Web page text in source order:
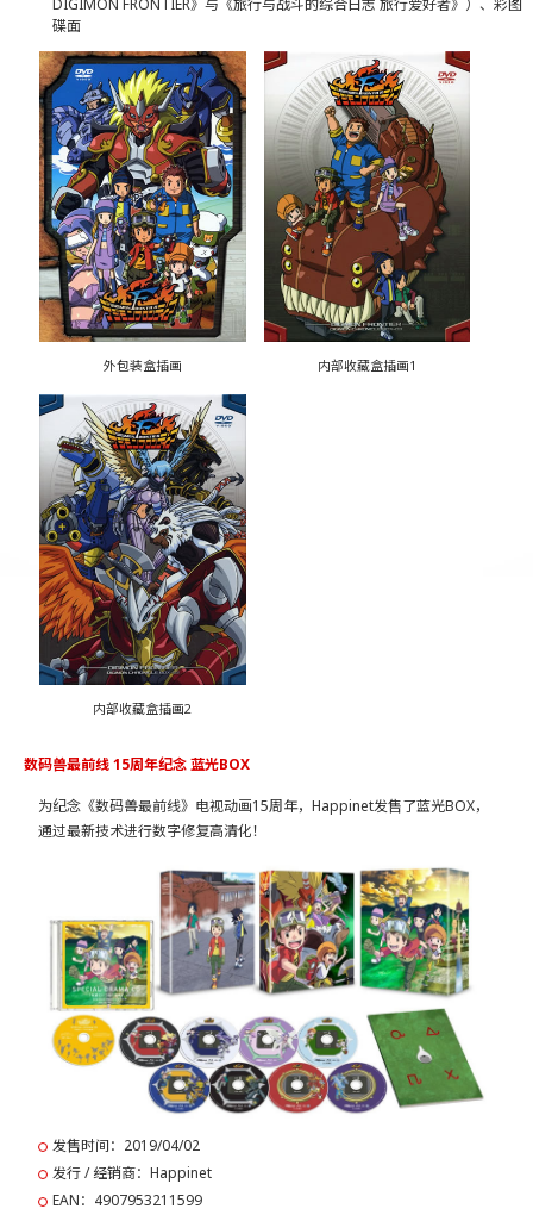
DIGIMON FRONTIER》与《旅行与战斗的综合日志 旅行爱好者》）、彩图
碟面
外包装盒插画 内部收藏盒插画1
内部收藏盒插画2
数码兽最前线 15周年纪念 蓝光BOX
为纪念《数码兽最前线》电视动画15周年，Happinet发售了蓝光BOX，
通过最新技术进行数字修复高清化！
发售时间：2019/04/02
发行 / 经销商：Happinet
EAN：4907953211599